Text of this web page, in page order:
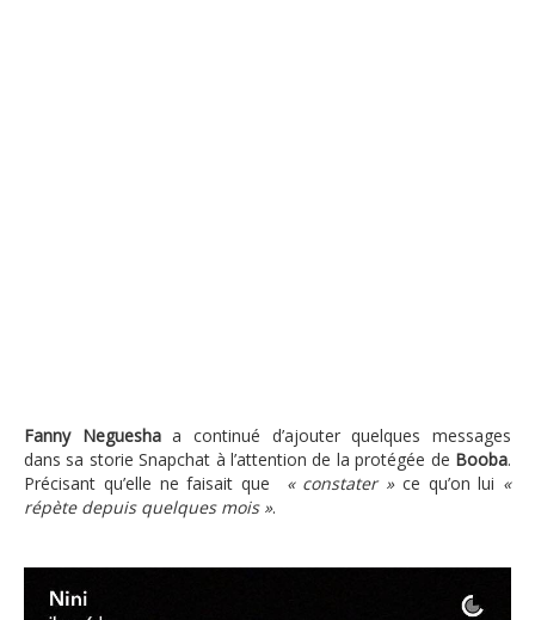
Fanny Negueshaa continué d’ajouter quelques messages
dans sa storie Snapchat à l’attention de la protégée de Booba.
Précisant qu’elle ne faisait que « constater »ce qu’on lui «
répète depuis quelques mois ».